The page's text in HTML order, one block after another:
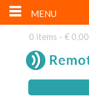
0 items - € 0,00
MENU